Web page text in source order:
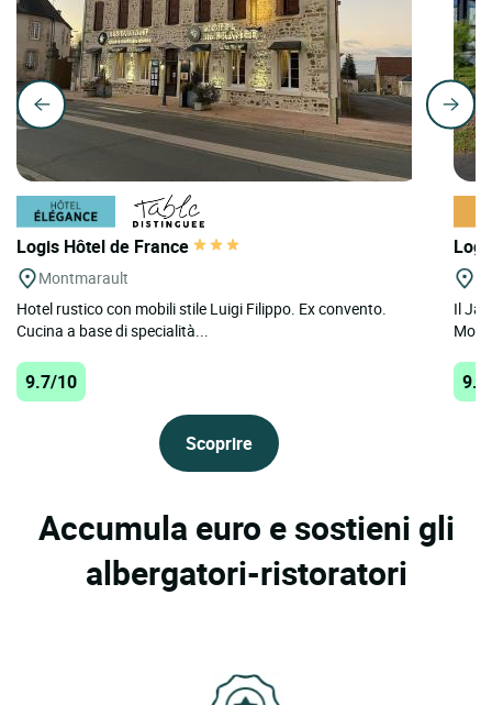
Logis Hôtel de France
Montmarault
Hotel rustico con mobili stile Luigi Filippo. Ex convento.
Cucina a base di specialità...
9.7/10
Scoprire
Il
Accumula euro e sostieni gli
albergatori-ristoratori